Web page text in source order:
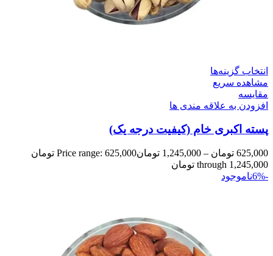
انتخاب گزینه‌ها
مشاهده سریع
مقایسه
افزودن به علاقه مندی ها
پسته اکبری خام (کیفیت درجه یک)
625,000 تومان –
1,245,000 تومان
Price range: 625,000 تومان
through 1,245,000 تومان
-6%
ناموجود